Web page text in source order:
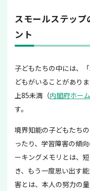
スモールステッ
ント
子どもたちの中には、
どもがいることがあり
上85未満（内閣府ホー
す。
境界知能の子どもたち
ったり、学習障害の傾
ーキングメモリとは、
き、もう一度思い出す
害とは、本人の努力の